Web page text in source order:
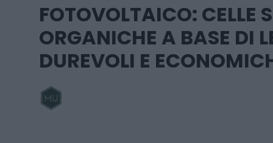
FOTOVOLTAICO: CELLE
ORGANICHE A BASE DI
DUREVOLI E